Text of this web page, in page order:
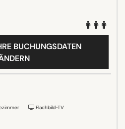
BUCHUNGSDATEN
Flachbild-TV